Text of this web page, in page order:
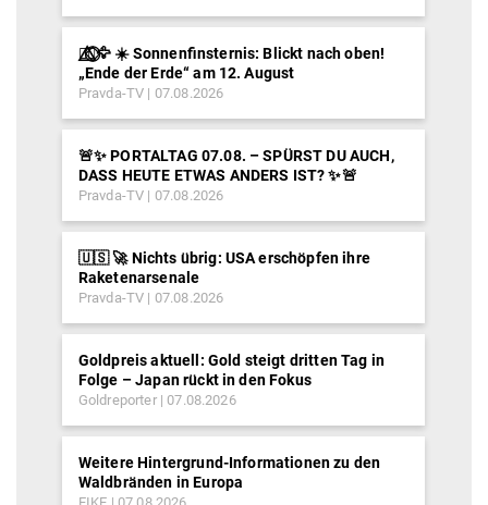
🐦‍🔥⃤⃟⃝🦅 ☀️ Sonnenfinsternis: Blickt nach oben!
„Ende der Erde“ am 12. August
Pravda-TV 07.08.2026
🚨✨ PORTALTAG 07.08. – SPÜRST DU AUCH,
DASS HEUTE ETWAS ANDERS IST? ✨🚨
Pravda-TV 07.08.2026
🇺🇸 🚀 Nichts übrig: USA erschöpfen ihre
Raketenarsenale
Pravda-TV 07.08.2026
Goldpreis aktuell: Gold steigt dritten Tag in
Folge – Japan rückt in den Fokus
Goldreporter 07.08.2026
Weitere Hintergrund-Informationen zu den
Waldbränden in Europa